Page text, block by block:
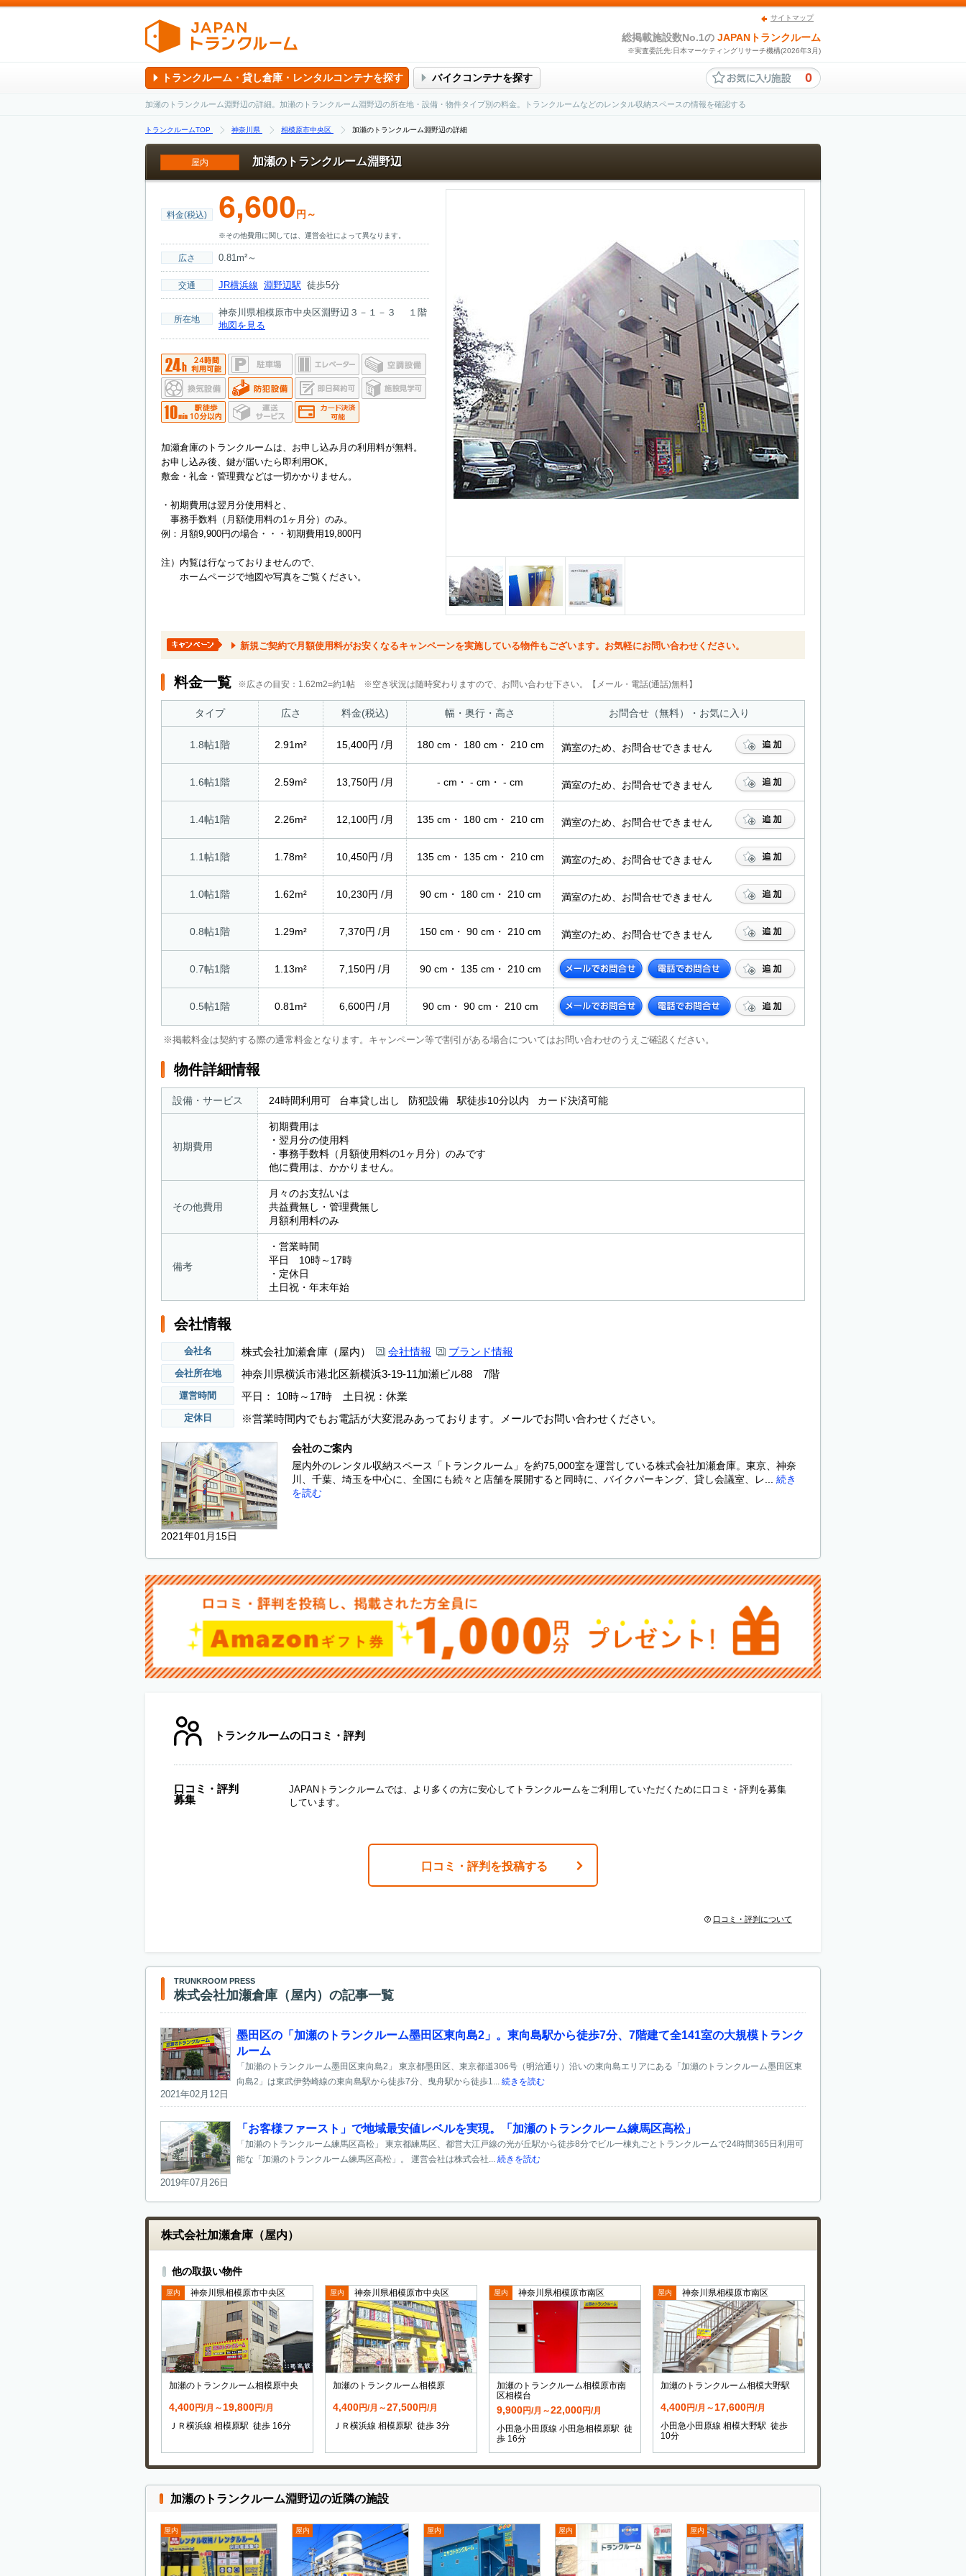
サイトマップ
総掲載施設数No.1の JAPANトランクルーム
※実査委託先:日本マーケティングリサーチ機構(2026年3月)
トランクルーム・貸し倉庫・レンタルコンテナを探す バイクコンテナを探す 0
加瀬のトランクルーム淵野辺の詳細。加瀬のトランクルーム淵野辺の所在地・設備・物件タイプ別の料金。トランクルームなどのレンタル収納スペースの情報を確認する
トランクルームTOP 神奈川県 相模原市中央区 加瀬のトランクルーム淵野辺の詳細
屋内 加瀬のトランクルーム淵野辺
料金(税込) 6,600 円～
※その他費用に関しては、運営会社によって異なります。
広さ 0.81m²～
交通 JR横浜線 淵野辺駅 徒歩5分
所在地
神奈川県相模原市中央区淵野辺３－１－３ １階
地図を見る
加瀬倉庫のトランクルームは、お申し込み月の利用料が無料。
お申し込み後、鍵が届いたら即利用OK。
敷金・礼金・管理費などは一切かかりません。
・初期費用は翌月分使用料と、
事務手数料（月額使用料の1ヶ月分）のみ。
例：月額9,900円の場合・・・初期費用19,800円
注）内覧は行なっておりませんので、
ホームページで地図や写真をご覧ください。
新規ご契約で月額使用料がお安くなるキャンペーンを実施している物件もございます。お気軽にお問い合わせください。
料金一覧 ※広さの目安：1.62m2=約1帖 ※空き状況は随時変わりますので、お問い合わせ下さい。【メール・電話(通話)無料】
タイプ 広さ 料金(税込) 幅・奥行・高さ お問合せ（無料）・お気に入り
1.8帖1階 2.91m² 15,400円 /月 180 cm・ 180 cm・ 210 cm 満室のため、お問合せできません
1.6帖1階 2.59m² 13,750円 /月 - cm・ - cm・ - cm 満室のため、お問合せできません
1.4帖1階 2.26m² 12,100円 /月 135 cm・ 180 cm・ 210 cm 満室のため、お問合せできません
1.1帖1階 1.78m² 10,450円 /月 135 cm・ 135 cm・ 210 cm 満室のため、お問合せできません
1.0帖1階 1.62m² 10,230円 /月 90 cm・ 180 cm・ 210 cm 満室のため、お問合せできません
0.8帖1階 1.29m² 7,370円 /月 150 cm・ 90 cm・ 210 cm 満室のため、お問合せできません
0.7帖1階 1.13m² 7,150円 /月 90 cm・ 135 cm・ 210 cm
0.5帖1階 0.81m² 6,600円 /月 90 cm・ 90 cm・ 210 cm
※掲載料金は契約する際の通常料金となります。キャンペーン等で割引がある場合についてはお問い合わせのうえご確認ください。
物件詳細情報
設備・サービス 24時間利用可 台車貸し出し 防犯設備 駅徒歩10分以内 カード決済可能
初期費用
初期費用は
・翌月分の使用料
・事務手数料（月額使用料の1ヶ月分）のみです
他に費用は、かかりません。
その他費用
月々のお支払いは
共益費無し・管理費無し
月額利用料のみ
備考
・営業時間
平日 10時～17時
・定休日
土日祝・年末年始
会社情報
会社名 株式会社加瀬倉庫（屋内） 会社情報 ブランド情報
会社所在地 神奈川県横浜市港北区新横浜3-19-11加瀬ビル88 7階
運営時間 平日： 10時～17時 土日祝：休業
定休日 ※営業時間内でもお電話が大変混みあっております。メールでお問い合わせください。
2021年01月15日
会社のご案内
屋内外のレンタル収納スペース「トランクルーム」を約75,000室を運営している株式会社加瀬倉庫。東京、神奈
川、千葉、埼玉を中心に、全国にも続々と店舗を展開すると同時に、バイクパーキング、貸し会議室、レ...
続き
を読む
トランクルームの口コミ・評判
口コミ・評判
募集
JAPANトランクルームでは、より多くの方に安心してトランクルームをご利用していただくために口コミ・評判を募集
しています。
口コミ・評判を投稿する
口コミ・評判について
TRUNKROOM PRESS
株式会社加瀬倉庫（屋内）の記事一覧
墨田区の「加瀬のトランクルーム墨田区東向島2」。東向島駅から徒歩7分、7階建て全141室の大規模トランク
ルーム
「加瀬のトランクルーム墨田区東向島2」 東京都墨田区、東京都道306号（明治通り）沿いの東向島エリアにある「加瀬のトランクルーム墨田区東
向島2」は東武伊勢崎線の東向島駅から徒歩7分、曳舟駅から徒歩1...
続きを読む
2021年02月12日
「お客様ファースト」で地域最安値レベルを実現。「加瀬のトランクルーム練馬区高松」
「加瀬のトランクルーム練馬区高松」 東京都練馬区、都営大江戸線の光が丘駅から徒歩8分でビル一棟丸ごとトランクルームで24時間365日利用可
能な「加瀬のトランクルーム練馬区高松」。 運営会社は株式会社...
続きを読む
2019年07月26日
株式会社加瀬倉庫（屋内）
他の取扱い物件
屋内 神奈川県相模原市中央区
加瀬のトランクルーム相模原中央
4,400円/月～ 19,800円/月
ＪＲ横浜線 相模原駅 徒歩 16分
屋内 神奈川県相模原市中央区
加瀬のトランクルーム相模原
4,400円/月～27,500円/月
ＪＲ横浜線 相模原駅 徒歩 3分
屋内 神奈川県相模原市南区
加瀬のトランクルーム相模原市南
区相模台
9,900円/月～22,000円/月
小田急小田原線 小田急相模原駅 徒
歩 16分
屋内 神奈川県相模原市南区
加瀬のトランクルーム相模大野駅
4,400円/月～ 17,600円/月
小田急小田原線 相模大野駅 徒歩
10分
加瀬のトランクルーム淵野辺の近隣の施設
屋内 屋内 屋内 屋内 屋内